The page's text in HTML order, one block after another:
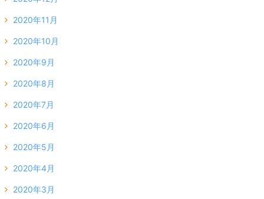
2020年11月
2020年10月
2020年9月
2020年8月
2020年7月
2020年6月
2020年5月
2020年4月
2020年3月